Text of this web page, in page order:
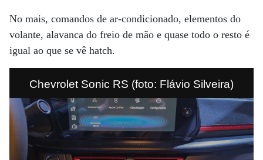
No mais, comandos de ar-condicionado, elementos do
volante, alavanca do freio de mão e quase todo o resto é
igual ao que se vê hatch.
Chevrolet Sonic RS (foto: Flávio Silveira)